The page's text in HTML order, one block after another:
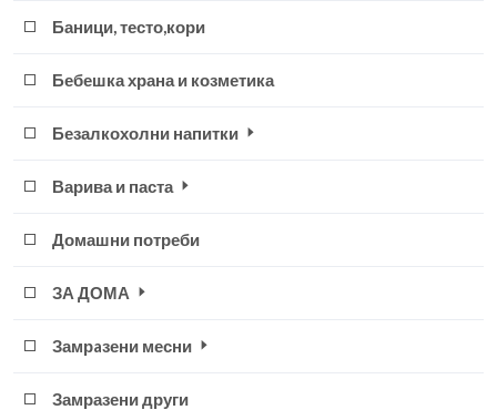
Баници, тесто,кори
Бебешка храна и козметика
Безалкохолни напитки
Варива и паста
Домашни потреби
ЗА ДОМА
Замрaзени месни
Замразени други